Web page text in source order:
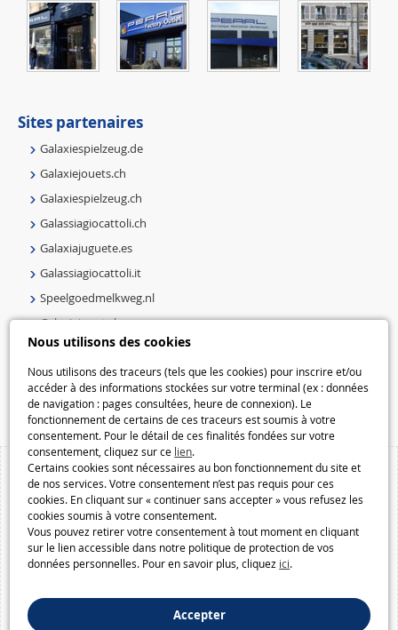
Nous utilisons des cookies
Nous utilisons des traceurs (tels que les cookies) pour inscrire et/ou
accéder à des informations stockées sur votre terminal (ex : données
de navigation : pages consultées, heure de connexion). Le
fonctionnement de certains de ces traceurs est soumis à votre
consentement. Pour le détail de ces finalités fondées sur votre
consentement, cliquez sur ce lien.
Certains cookies sont nécessaires au bon fonctionnement du site et
de nos services. Votre consentement n’est pas requis pour ces
cookies. En cliquant sur « continuer sans accepter » vous refusez les
cookies soumis à votre consentement.
Vous pouvez retirer votre consentement à tout moment en cliquant
sur le lien accessible dans notre politique de protection de vos
données personnelles. Pour en savoir plus, cliquez ici.
Accepter
Sites partenaires
Galaxiespielzeug.de
Galaxiejouets.ch
Galaxiespielzeug.ch
Galassiagiocattoli.ch
Galaxiajuguete.es
Galassiagiocattoli.it
Speelgoedmelkweg.nl
Galaxiejouets.be
Galaxiespielzeug.be
Speelgoedmelkweg.be
Macway.com